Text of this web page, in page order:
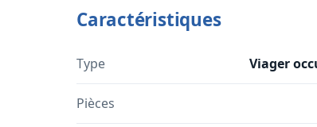
Caractéristiques
Type Viager
Pièces